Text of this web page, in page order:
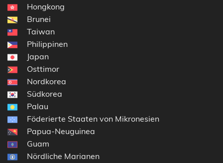
Hongkong
Brunei
Taiwan
Philippinen
Japan
Osttimor
Nordkorea
Südkorea
Palau
Föderierte Staaten von Mikronesien
Papua-Neuguinea
Guam
Nördliche Marianen